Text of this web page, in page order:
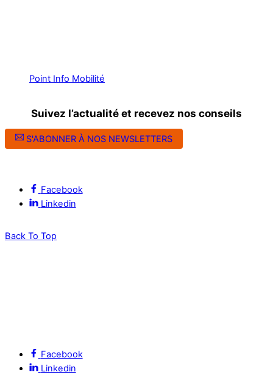
Point Info Mobilité
Suivez l’actualité et recevez nos conseils
S'ABONNER À NOS NEWSLETTERS
Facebook
Linkedin
Back To Top
Facebook
Linkedin